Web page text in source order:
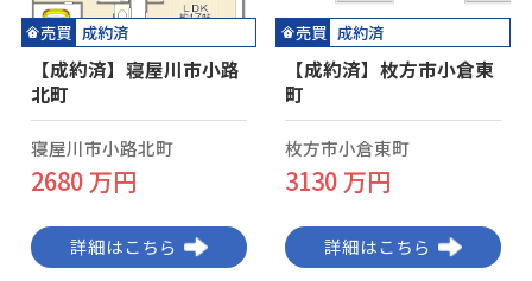
売買 成約済
【成約済】寝屋川市小路
北町
寝屋川市小路北町
2680 万円
詳細はこちら
売買 成約済
【成約済】枚方市小倉東
町
枚方市小倉東町
3130 万円
詳細はこちら